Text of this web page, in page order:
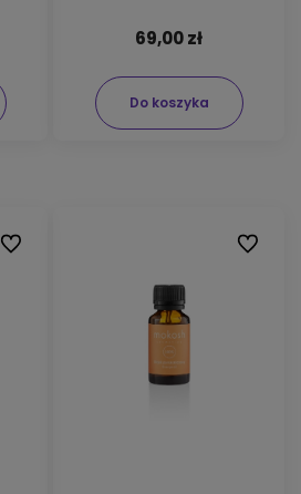
69,00 zł
Do koszyka
Do ulubionych Do